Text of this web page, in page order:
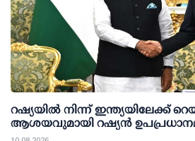
റഷ്യയില്‍ നിന്ന് ഇന്ത്യയിലേക്ക്
ആശയവുമായി റഷ്യന്‍